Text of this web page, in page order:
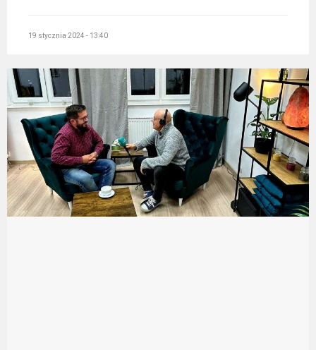
19 stycznia 2024 - 13:40